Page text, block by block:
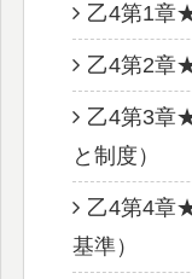
乙4第1章
乙4第2章
乙4第3章
と制度）
乙4第4章
基準）